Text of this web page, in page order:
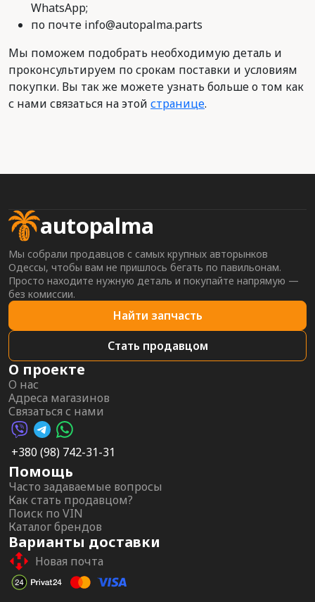
WhatsApp;
по почте info@autopalma.parts
Мы поможем подобрать необходимую деталь и
проконсультируем по срокам поставки и условиям
покупки. Вы так же можете узнать больше о том как
с нами связаться на этой странице.
autopalma
Мы собрали продавцов с самых крупных авторынков
Одессы, чтобы вам не пришлось бегать по павильонам.
Просто находите нужную деталь и покупайте напрямую —
без комиссии.
Найти запчасть
Стать продавцом
О проекте
О нас
Адреса магазинов
Связаться с нами
Viber AutoPalma
Telegram AutoPalma
WhatsApp AutoPalma
+380 (98) 742-31-31
Помощь
Часто задаваемые вопросы
Как стать продавцом?
Поиск по VIN
Каталог брендов
Варианты доставки
Новая почта